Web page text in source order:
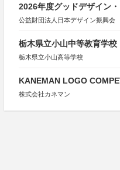
2026年度グッドデザイン
公益財団法人日本デザイン振興会
栃木県立小山中等教育学
栃木県立小山高等学校
KANEMAN LOGO
株式会社カネマン